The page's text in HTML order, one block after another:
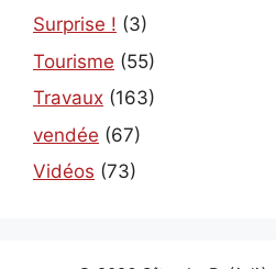
Surprise ! (3)
Tourisme (55)
Travaux (163)
vendée (67)
Vidéos (73)